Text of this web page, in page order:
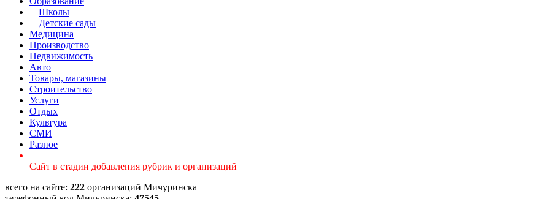
Школы
Детские сады
Медицина
Производство
Недвижимость
Авто
Товары, магазины
Строительство
Услуги
Отдых
Культура
СМИ
Разное
Сайт в стадии добавления рубрик и организаций
всего на сайте: 222 организаций Мичуринска